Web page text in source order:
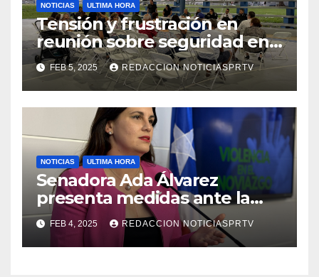
NOTICIAS ULTIMA HORA
Tensión y frustración en
reunión sobre seguridad en
Reparto Metropolitano
FEB 5, 2025 REDACCION NOTICIASPRTV
NOTICIAS ULTIMA HORA
Senadora Ada Álvarez
presenta medidas ante la
violencia en el noviazgo
FEB 4, 2025 REDACCION NOTICIASPRTV